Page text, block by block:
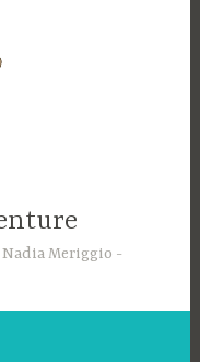
Meriggio